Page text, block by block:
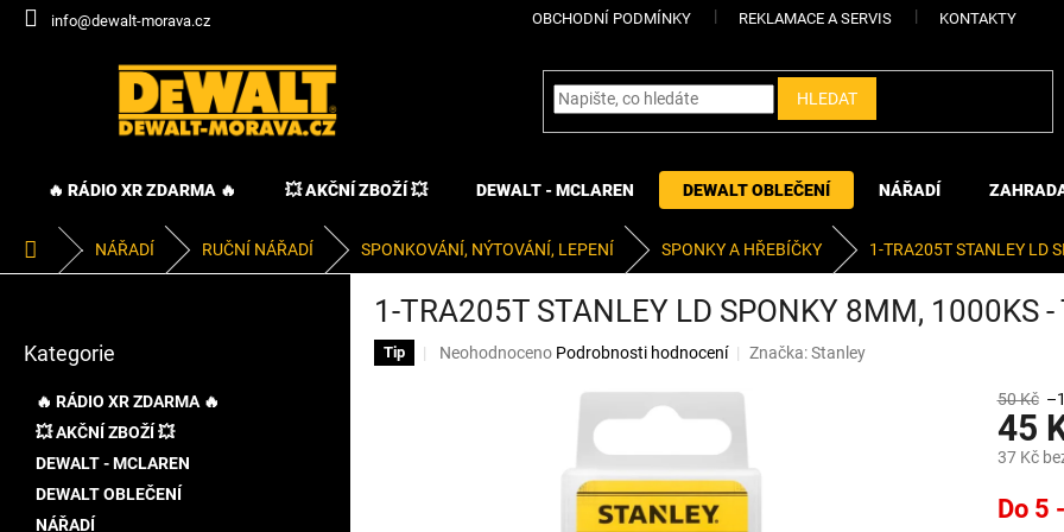
Přejít
info@dewalt-morava.cz OBCHODNÍ PODMÍNKY REKLAMACE A SERVIS KONTAKTY
HLEDAT
🔥 RÁDIO XR ZDARMA 🔥 💥 AKČNÍ ZBOŽÍ 💥 DEWALT - MCLAREN DEWALT OBLEČENÍ NÁŘADÍ
Domů NÁŘADÍ RUČNÍ NÁŘADÍ SPONKOVÁNÍ, NÝTOVÁNÍ, LEPENÍ SPONKY A HŘEBÍČKY 1-TRA205T STANLEY LD
kategorie
Kategorie
🔥 RÁDIO XR ZDARMA 🔥
💥 AKČNÍ ZBOŽÍ 💥
DEWALT - MCLAREN
DEWALT OBLEČENÍ
NÁŘADÍ
1-TRA205T STANLEY LD SPONKY 8MM, 1000KS
Tip
Průměrné
Neohodnoceno Podrobnosti hodnocení Značka:Stanley
50 Kč
45
37 Kč
cena:
Do 5